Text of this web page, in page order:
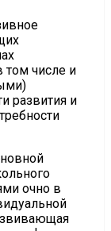
том числе и
развития и
очно в